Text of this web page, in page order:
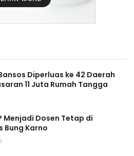
Diperluas ke 42 Daerah
11 Juta Rumah Tangga
Menjadi Dosen Tetap di
Bung Karno